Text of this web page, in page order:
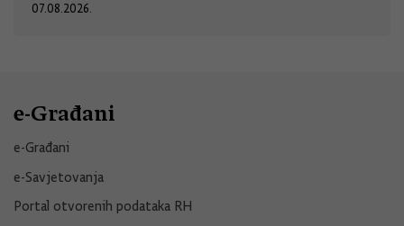
07.08.2026.
e-Građani
e-Građani
e-Savjetovanja
Portal otvorenih podataka RH